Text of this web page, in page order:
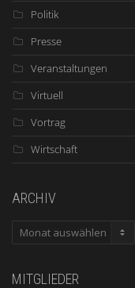
Politik
Presse
Veranstaltungen
Virtuell
Vortrag
Wirtschaft
ARCHIV
ARCHIV
MITGLIEDER